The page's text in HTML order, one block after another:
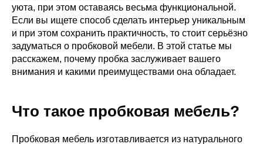
уюта, при этом оставаясь весьма функциональной.
Если вы ищете способ сделать интерьер уникальным
и при этом сохранить практичность, то стоит серьёзно
задуматься о пробковой мебели. В этой статье мы
расскажем, почему пробка заслуживает вашего
внимания и какими преимуществами она обладает.
Что такое пробковая мебель?
Пробковая мебель изготавливается из натурального